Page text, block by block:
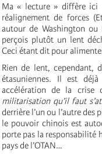
Ma « lecture » diffère ici
réalignement de forces
autour de Washington
perçois plutôt un lent
Ceci étant dit pour
Rien de lent, cependant,
étasuniennes. Il est
accélération de la crise
militarisation qu’il faut
derrière l’un ou l’autre des
le pouvoir chinois est
porte pas la responsabilité
pays de l’OTAN…